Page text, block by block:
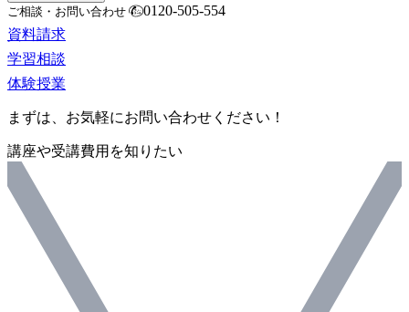
ご相談・お問い合わせ
0120-505-554
資料請求
学習相談
体験授業
まずは、お気軽にお問い合わせください！
講座や受講費用を知りたい